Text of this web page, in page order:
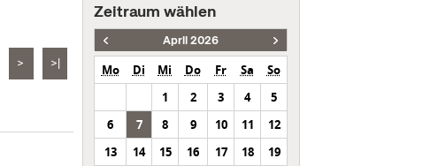
> >|
Zeitraum wählen
April 2026
Mo Di Mi Do Fr Sa
So
1
2 3 4
5
6
7 8 9 10 11
12
13
14 15 16 17 18
19